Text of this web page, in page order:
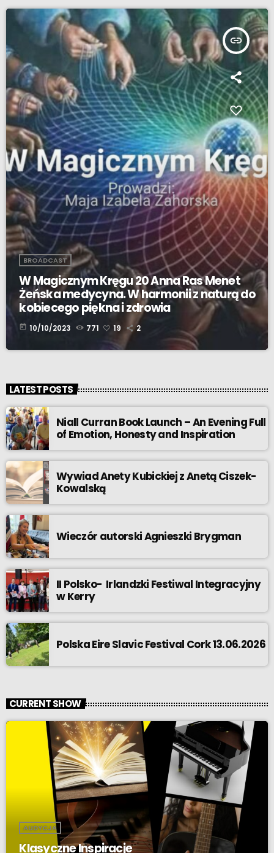
insert_link
BROADCAST
W Magicznym Kręgu 20 Anna Ras Menet
Żeńska medycyna. W harmonii z naturą do
kobiecego piękna i zdrowia
today 10/10/2023 771 19 2
LATEST POSTS
Niall Curran Book Launch – An Evening Full
of Emotion, Honesty and Inspiration
Wywiad Anety Kubickiej z Anetą Ciszek-
Kowalską
Wieczór autorski Agnieszki Brygman
II Polsko- Irlandzki Festiwal Integracyjny
w Kerry
Polska Eire Slavic Festival Cork 13.06.2026
CURRENT SHOW
AUDYCJA
Klasyczne Inspiracje